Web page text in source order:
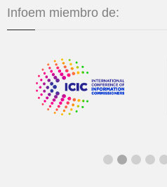
Infoem miembro de: